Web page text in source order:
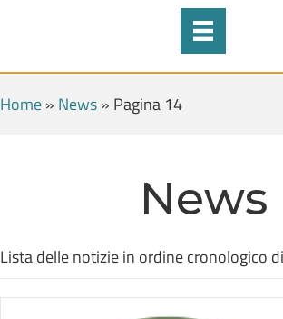
Home» News» Pagina 14
News
Lista delle notizie in ordine cronologico